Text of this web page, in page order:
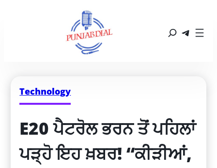
Technology
E20 ਪੈਟਰੋਲ ਭਰਨ ਤੋਂ ਪਹਿਲਾਂ
ਪੜ੍ਹੋ ਇਹ ਖ਼ਬਰ! “ਕੀੜੀਆਂ,